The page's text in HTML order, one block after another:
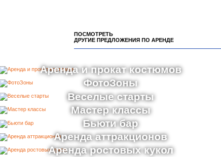
ПОСМОТРЕТЬ
ДРУГИЕ ПРЕДЛОЖЕНИЯ ПО АРЕНДЕ
Аренда и прокат костюмов
ФотоЗоны
Веселые старты
Мастер классы
Бьюти бар
Аренда аттракционов
Аренда ростовых кукол